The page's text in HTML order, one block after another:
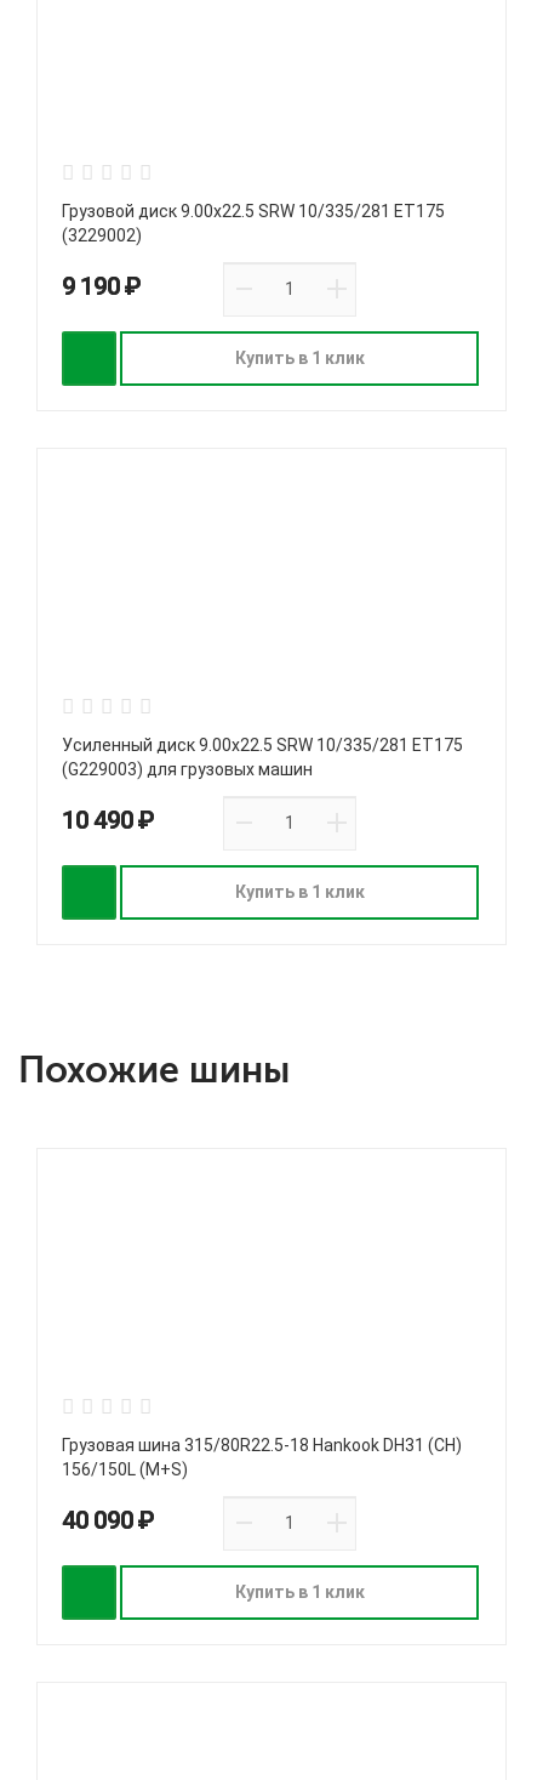
Грузовой диск 9.00х22.5 SRW 10/335/281 ET175
(3229002)
9 190 ₽
Купить в 1 клик
Усиленный диск 9.00х22.5 SRW 10/335/281 ET175
(G229003) для грузовых машин
10 490 ₽
Купить в 1 клик
Похожие шины
Грузовая шина 315/80R22.5-18 Hankook DH31 (CH)
156/150L (M+S)
40 090 ₽
Купить в 1 клик